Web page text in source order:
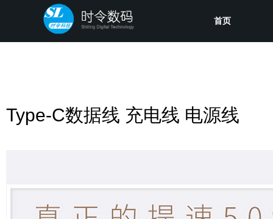
首页
Type-C数据线 充电线 电源线